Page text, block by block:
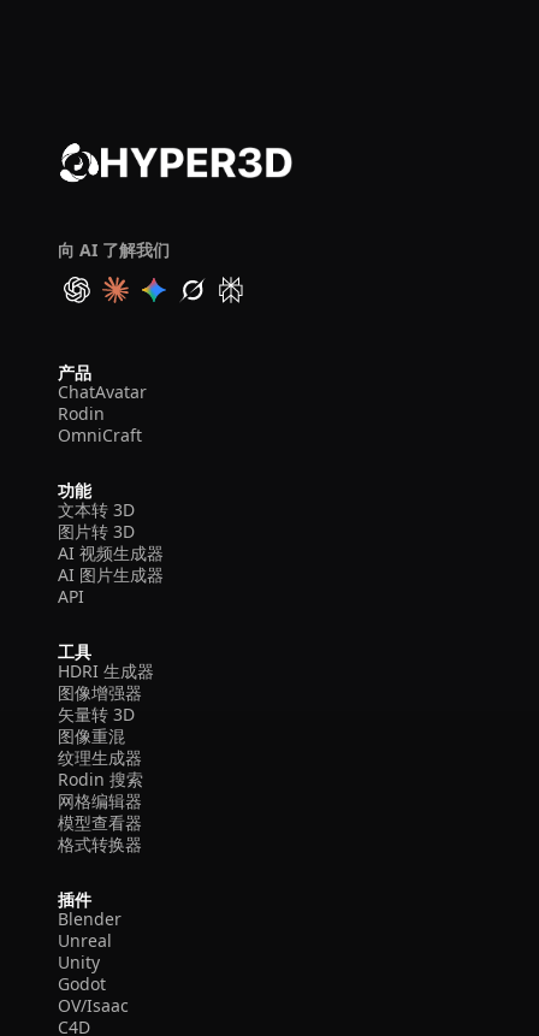
向 AI 了解我们
产品
ChatAvatar
Rodin
OmniCraft
功能
文本转 3D
图片转 3D
AI 视频生成器
AI 图片生成器
API
工具
HDRI 生成器
图像增强器
矢量转 3D
图像重混
纹理生成器
Rodin 搜索
网格编辑器
模型查看器
格式转换器
插件
Blender
Unreal
Unity
Godot
OV/Isaac
C4D